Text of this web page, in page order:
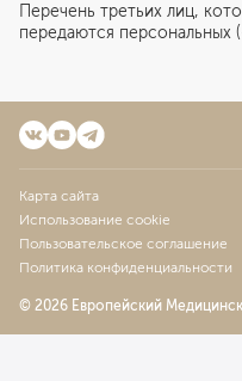
Перечень третьих лиц,
передаются персональных
Карта сайта
Использование cookie
Пользовательское соглашение
Политика конфиденциальности
© 2026 Европейский